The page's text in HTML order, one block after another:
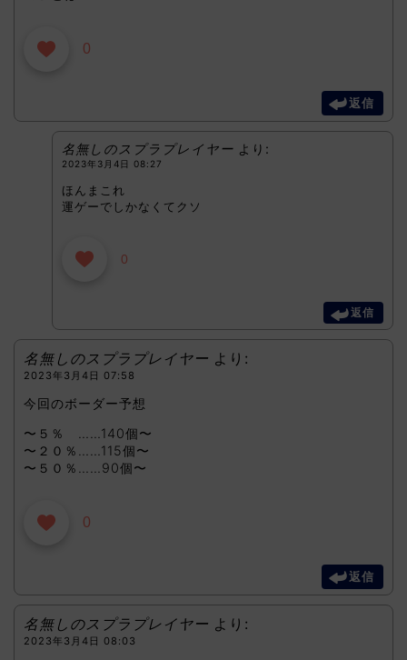
0
返信
名無しのスプラプレイヤー より:
2023年3月4日 08:27
ほんまこれ
運ゲーでしかなくてクソ
0
返信
名無しのスプラプレイヤー より:
2023年3月4日 07:58
今回のボーダー予想
〜５％ ……140個〜
〜２０％……115個〜
〜５０％……90個〜
0
返信
名無しのスプラプレイヤー より:
2023年3月4日 08:03